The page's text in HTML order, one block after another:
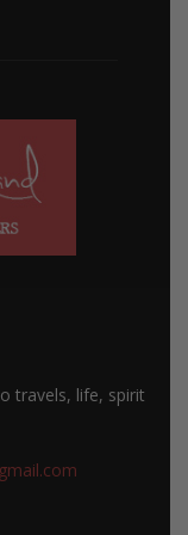
travels, life, spirit